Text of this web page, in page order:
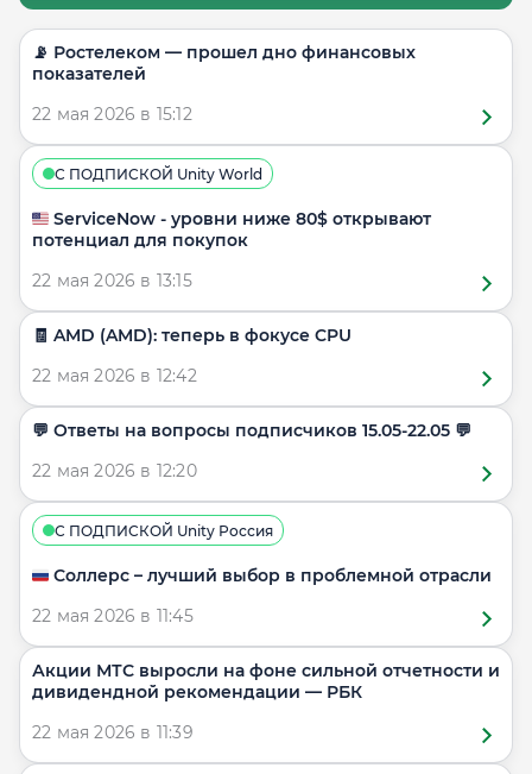
📡 Ростелеком — прошел дно финансовых
показателей
22 мая 2026 в 15:12
С ПОДПИСКОЙ Unity World
🇺🇸 ServiceNow - уровни ниже 80$ открывают
потенциал для покупок
22 мая 2026 в 13:15
🧾 AMD (AMD): теперь в фокусе CPU
22 мая 2026 в 12:42
​​💬 Ответы на вопросы подписчиков 15.05-22.05 💬
22 мая 2026 в 12:20
С ПОДПИСКОЙ Unity Россия
🇷🇺 Соллерс – лучший выбор в проблемной отрасли
22 мая 2026 в 11:45
Акции МТС выросли на фоне сильной отчетности и
дивидендной рекомендации — РБК
22 мая 2026 в 11:39